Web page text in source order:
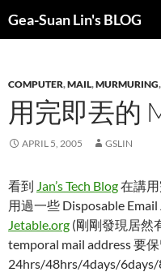
Gea-Suan Lin's BLOG
COMPUTER,MAIL,MURMURING,
用完即丟的
APRIL 5, 2005 GSLIN
看到 Jan’s Tech Blog在講
用過一些 Disposable
Jetable.org (剛剛發現居然
temporal mail address 要保
24hrs/48hrs/4days/6days/